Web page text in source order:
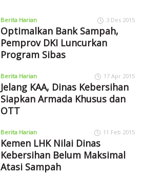
Berita Harian 3 Des 2015
Optimalkan Bank Sampah,
Pemprov DKI Luncurkan
Program Sibas
Berita Harian 17 Apr 2015
Jelang KAA, Dinas Kebersihan
Siapkan Armada Khusus dan
OTT
Berita Harian 11 Feb 2015
Kemen LHK Nilai Dinas
Kebersihan Belum Maksimal
Atasi Sampah